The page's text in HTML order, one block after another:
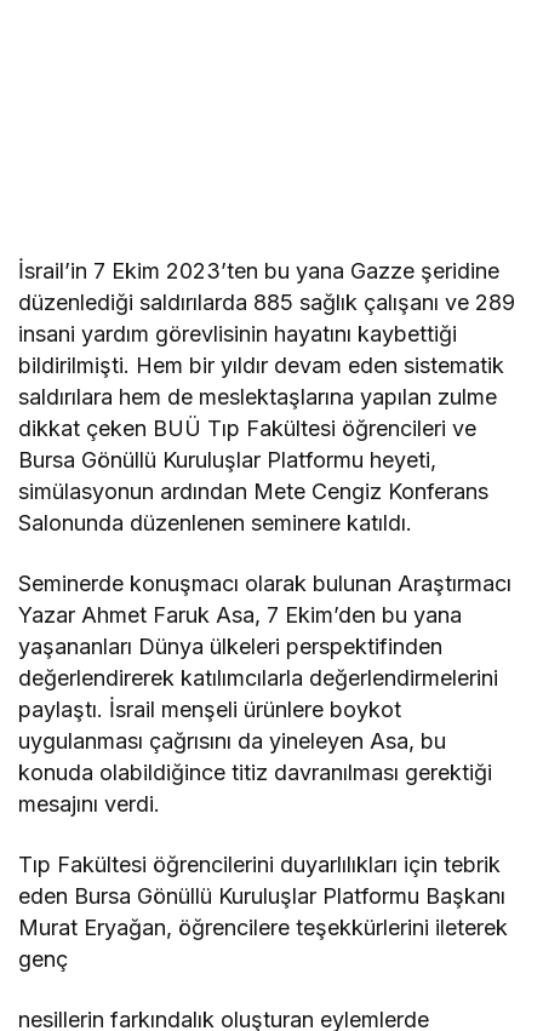
İsrail’in 7 Ekim 2023’ten bu yana Gazze şeridine
düzenlediği saldırılarda 885 sağlık çalışanı ve 289
insani yardım görevlisinin hayatını kaybettiği
bildirilmişti. Hem bir yıldır devam eden sistematik
saldırılara hem de meslektaşlarına yapılan zulme
dikkat çeken BUÜ Tıp Fakültesi öğrencileri ve
Bursa Gönüllü Kuruluşlar Platformu heyeti,
simülasyonun ardından Mete Cengiz Konferans
Salonunda düzenlenen seminere katıldı.
Seminerde konuşmacı olarak bulunan Araştırmacı
Yazar Ahmet Faruk Asa, 7 Ekim’den bu yana
yaşananları Dünya ülkeleri perspektifinden
değerlendirerek katılımcılarla değerlendirmelerini
paylaştı. İsrail menşeli ürünlere boykot
uygulanması çağrısını da yineleyen Asa, bu
konuda olabildiğince titiz davranılması gerektiği
mesajını verdi.
Tıp Fakültesi öğrencilerini duyarlılıkları için tebrik
eden Bursa Gönüllü Kuruluşlar Platformu Başkanı
Murat Eryağan, öğrencilere teşekkürlerini ileterek
genç
nesillerin farkındalık oluşturan eylemlerde